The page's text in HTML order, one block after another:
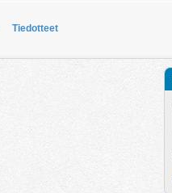
Tiedotteet